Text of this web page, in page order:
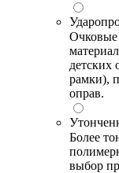
Очковые
детских
рамки),
оправ.
Более
выбор